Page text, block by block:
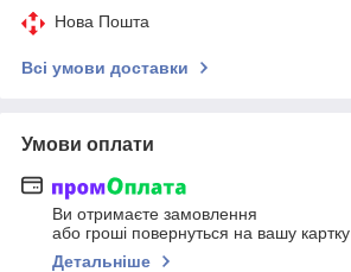
Нова Пошта
Всі умови доставки
Умови оплати
Ви отримаєте замовлення
або гроші повернуться на вашу картку
Детальніше